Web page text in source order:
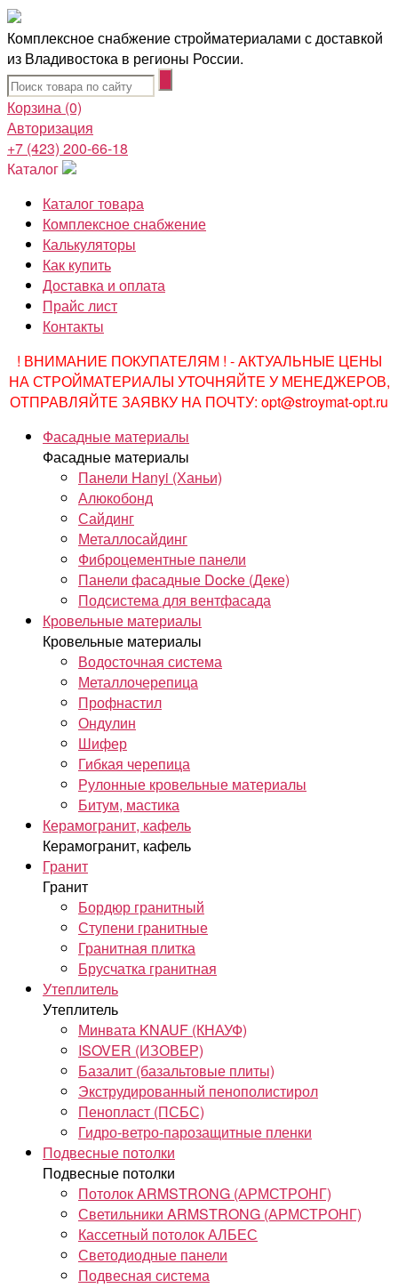
Комплексное снабжение стройматериалами с доставкой
из Владивостока в регионы России.
Корзина (0)
Авторизация
+7 (423) 200-66-18
Каталог
Каталог товара
Комплексное снабжение
Калькуляторы
Как купить
Доставка и оплата
Прайс лист
Контакты
! ВНИМАНИЕ ПОКУПАТЕЛЯМ ! - АКТУАЛЬНЫЕ ЦЕНЫ
НА СТРОЙМАТЕРИАЛЫ УТОЧНЯЙТЕ У МЕНЕДЖЕРОВ,
ОТПРАВЛЯЙТЕ ЗАЯВКУ НА ПОЧТУ: opt@stroymat-opt.ru
Фасадные материалы
Фасадные материалы
Панели Hanyi (Ханьи)
Алюкобонд
Сайдинг
Металлосайдинг
Фиброцементные панели
Панели фасадные Docke (Деке)
Подсистема для вентфасада
Кровельные материалы
Кровельные материалы
Водосточная система
Металлочерепица
Профнастил
Ондулин
Шифер
Гибкая черепица
Рулонные кровельные материалы
Битум, мастика
Керамогранит, кафель
Керамогранит, кафель
Гранит
Гранит
Бордюр гранитный
Ступени гранитные
Гранитная плитка
Брусчатка гранитная
Утеплитель
Утеплитель
Минвата KNAUF (КНАУФ)
ISOVER (ИЗОВЕР)
Базалит (базальтовые плиты)
Экструдированный пенополистирол
Пенопласт (ПСБС)
Гидро-ветро-парозащитные пленки
Подвесные потолки
Подвесные потолки
Потолок ARMSTRONG (АРМСТРОНГ)
Светильники ARMSTRONG (АРМСТРОНГ)
Кассетный потолок АЛБЕС
Светодиодные панели
Подвесная система